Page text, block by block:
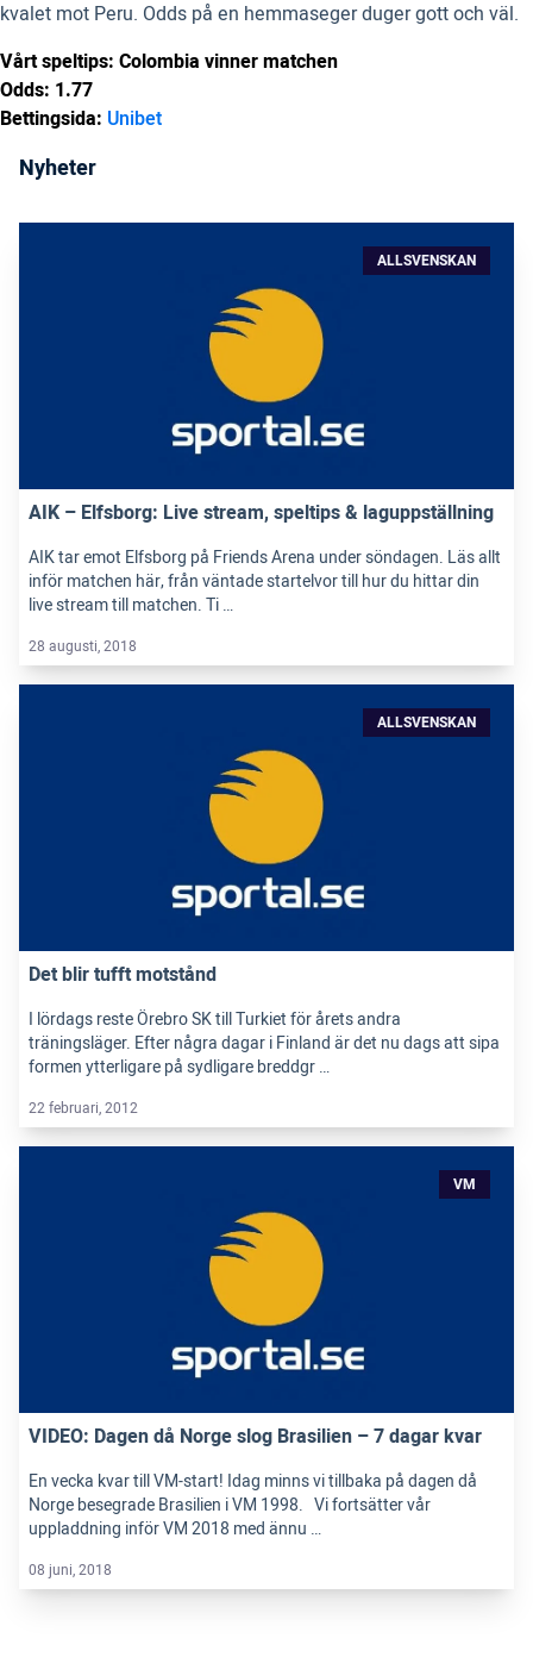
kvalet mot Peru. Odds på en hemmaseger duger gott och väl.
Vårt speltips: Colombia vinner matchen
Odds: 1.77
Bettingsida: Unibet
Nyheter
ALLSVENSKAN
AIK – Elfsborg: Live stream, speltips & laguppställning
AIK tar emot Elfsborg på Friends Arena under söndagen. Läs allt
inför matchen här, från väntade startelvor till hur du hittar din
live stream till matchen. Ti …
28 augusti, 2018
ALLSVENSKAN
Det blir tufft motstånd
I lördags reste Örebro SK till Turkiet för årets andra
träningsläger. Efter några dagar i Finland är det nu dags att sipa
formen ytterligare på sydligare breddgr …
22 februari, 2012
VM
VIDEO: Dagen då Norge slog Brasilien – 7 dagar kvar
En vecka kvar till VM-start! Idag minns vi tillbaka på dagen då
Norge besegrade Brasilien i VM 1998. Vi fortsätter vår
uppladdning inför VM 2018 med ännu …
08 juni, 2018